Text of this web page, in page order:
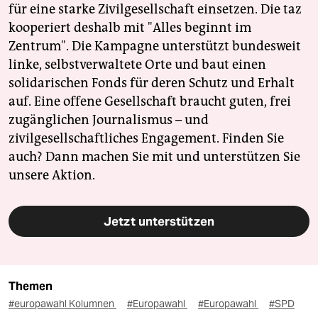
für eine starke Zivilgesellschaft einsetzen. Die taz
kooperiert deshalb mit "Alles beginnt im
Zentrum". Die Kampagne unterstützt bundesweit
linke, selbstverwaltete Orte und baut einen
solidarischen Fonds für deren Schutz und Erhalt
auf. Eine offene Gesellschaft braucht guten, frei
zugänglichen Journalismus – und
zivilgesellschaftliches Engagement. Finden Sie
auch? Dann machen Sie mit und unterstützen Sie
unsere Aktion.
Jetzt unterstützen
Themen
#europawahl Kolumnen #Europawahl #Europawahl #SPD